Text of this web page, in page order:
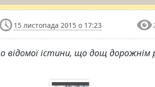
15 листопада 2015 о 17:23
відомої істини, що дощ дорожнім